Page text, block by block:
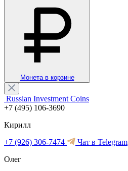
Монета в корзине
Russian Investment Coins
+7 (495) 106-3690
Кирилл
+7 (926) 306-7474
Чат в Telegram
Олег